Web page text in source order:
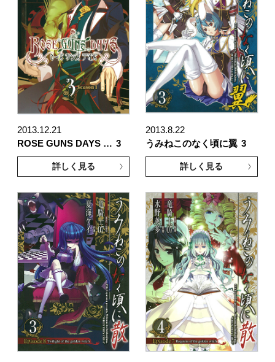
2013.12.21
ROSE GUNS DAYS … 3
詳しく見る
2013.8.22
うみねこのなく頃に翼 3
詳しく見る